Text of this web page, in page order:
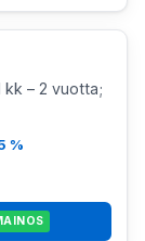
kk – 2 vuotta;
%